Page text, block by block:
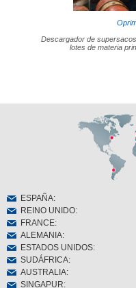
Descargador de
lotes de materia
ESPAÑA:
REINO UNIDO:
FRANCE:
ALEMANIA:
ESTADOS UNIDOS:
SUDÁFRICA:
AUSTRALIA:
SINGAPUR: